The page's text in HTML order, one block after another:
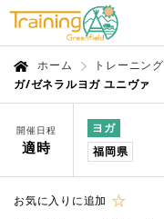
ホーム トレーニング
ガ/ゼネラルヨガ ユニヴァ
開催日程
適時
ヨガ
福岡県
お気に入りに追加